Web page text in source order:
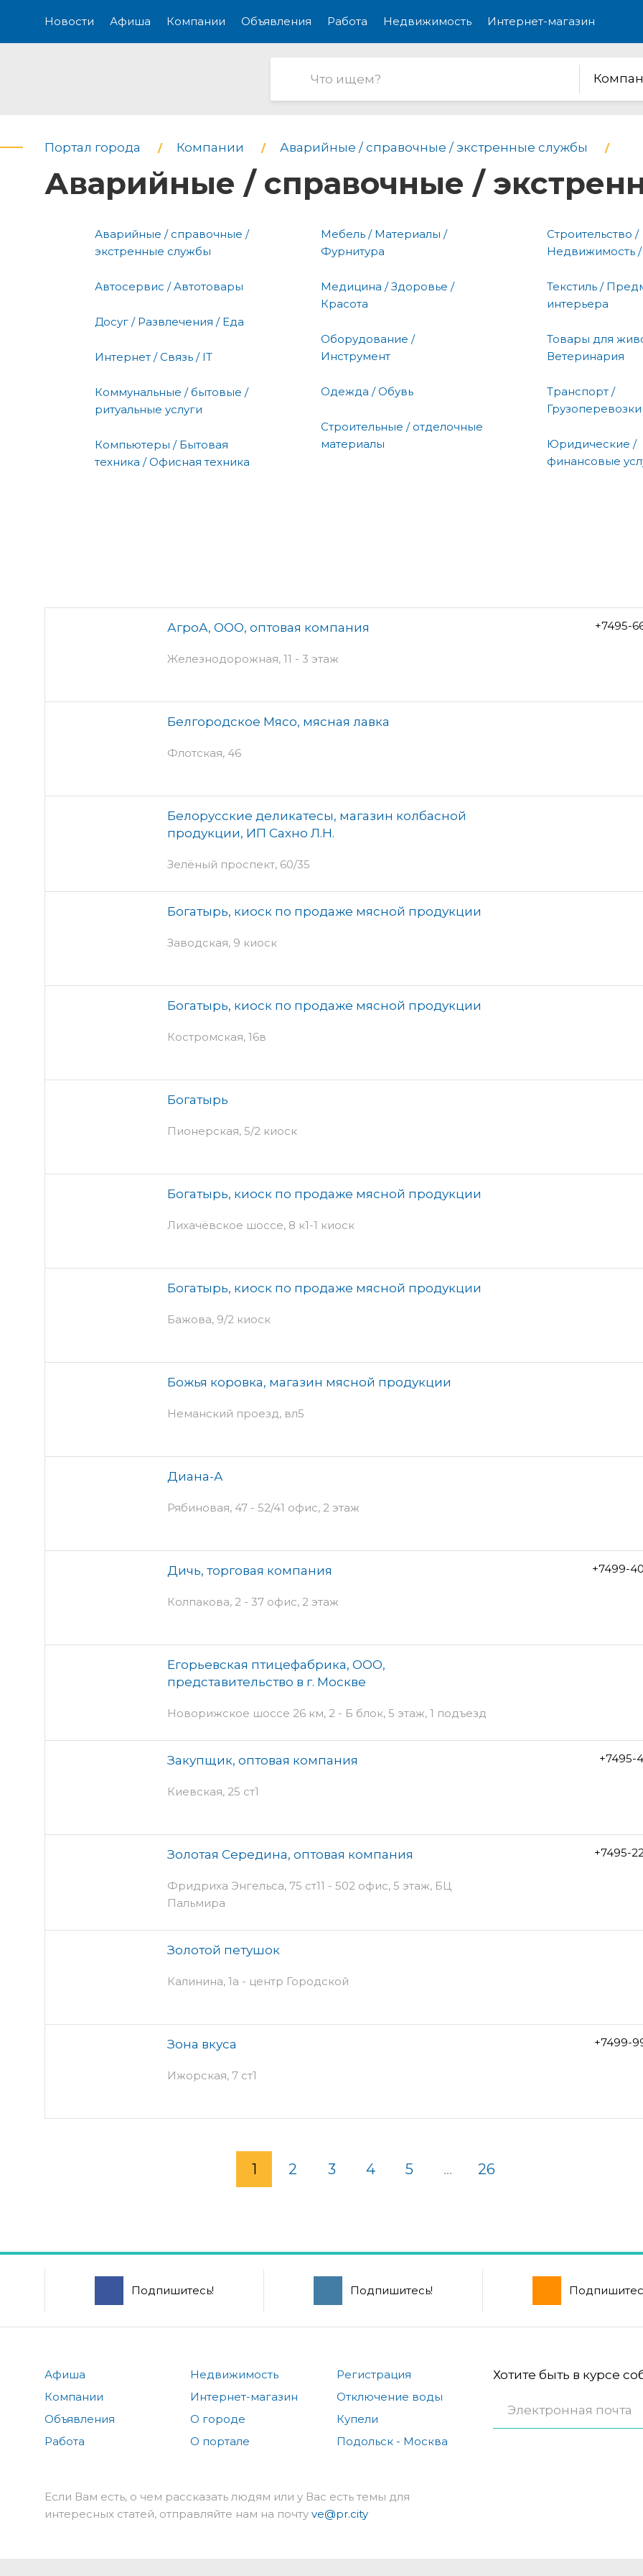
Новости Афиша Компании Объявления Работа Недвижимость Интернет-магазин
Портал города Компании Аварийные / справочные / экстренные службы
Аварийные / справочные /
Аварийные / справочные /
экстренные службы
Автосервис / Автотовары
Досуг / Развлечения / Еда
Интернет / Связь / IT
Коммунальные / бытовые /
ритуальные услуги
Компьютеры / Бытовая
техника / Офисная техника
Мебель / Материалы /
Фурнитура
Медицина / Здоровье /
Красота
Оборудование /
Инструмент
Одежда / Обувь
Строительные / отделочные
материалы
Строительство /
Недвижимость
Текстиль /
интерьера
Товары для
Ветеринария
Транспорт /
Грузоперевозки
Юридические /
финансовые
АгроА, ООО, оптовая компания
Железнодорожная, 11 - 3 этаж
+7495-
Белгородское Мясо, мясная лавка
Флотская, 46
Белорусские деликатесы, магазин колбасной
продукции, ИП Сахно Л.Н.
Зелёный проспект, 60/35
Богатырь, киоск по продаже мясной продукции
Заводская, 9 киоск
Богатырь, киоск по продаже мясной продукции
Костромская, 16в
Богатырь
Пионерская, 5/2 киоск
Богатырь, киоск по продаже мясной продукции
Лихачёвское шоссе, 8 к1-1 киоск
Богатырь, киоск по продаже мясной продукции
Бажова, 9/2 киоск
Божья коровка, магазин мясной продукции
Неманский проезд, вл5
Диана-А
Рябиновая, 47 - 52/41 офис, 2 этаж
Дичь, торговая компания
Колпакова, 2 - 37 офис, 2 этаж
+7499-
Егорьевская птицефабрика, ООО,
представительство в г. Москве
Новорижское шоссе 26 км, 2 - Б блок, 5 этаж, 1 подъезд
Закупщик, оптовая компания
Киевская, 25 ст1
+7495-
Золотая Середина, оптовая компания
Фридриха Энгельса, 75 ст11 - 502 офис, 5 этаж, БЦ
Пальмира
+7495-
Золотой петушок
Калинина, 1а - центр Городской
Зона вкуса
Ижорская, 7 ст1
+7499-
1 2 3 4 5 ... 26
Подпишитесь! Подпишитесь!
Афиша
Компании
Объявления
Работа
Недвижимость
Интернет-магазин
О городе
О портале
Регистрация
Отключение воды
Купели
Подольск - Москва
Хотите быть в курсе
Если Вам есть, о чем рассказать людям или у Вас есть темы для
интересных статей, отправляйте нам на почту ve@pr.city